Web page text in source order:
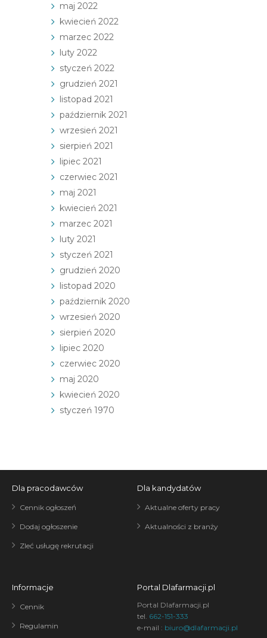
maj 2022
kwiecień 2022
marzec 2022
luty 2022
styczeń 2022
grudzień 2021
listopad 2021
październik 2021
wrzesień 2021
sierpień 2021
lipiec 2021
czerwiec 2021
maj 2021
kwiecień 2021
marzec 2021
luty 2021
styczeń 2021
grudzień 2020
listopad 2020
październik 2020
wrzesień 2020
sierpień 2020
lipiec 2020
czerwiec 2020
maj 2020
kwiecień 2020
styczeń 1970
Dla pracodawców
Cennik ogłoszeń
Dodaj ogłoszenie
Zleć usługę rekrutacji
Dla kandydatów
Aktualne oferty pracy
Aktualności z branży
Informacje
Cennik
Regulamin
Portal Dlafarmacji.pl
Portal Dlafarmacji.pl
tel. 662-151-333
e-mail : biuro@dlafarmacji.pl